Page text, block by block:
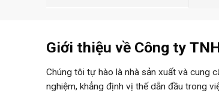
Giới thiệu về Công ty
Chúng tôi tự hào là nhà sản xuất và cung
nghiệm, khẳng định vị thế dẫn đầu trong